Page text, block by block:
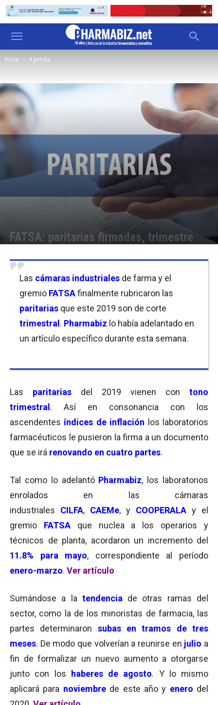
Inicio Agenda
FATSA: paritarias firmadas, trimestre
Las cámaras industriales de farma y el
gremio FATSAfinalmente rubricaron las
paritarias que este 2019 son de corte
trimestral . Pharmabiz lo había adelantado en
un artículo específico durante esta semana.
Las paritarias del 2019 vienen con tono
trimestral . Así en consonancia con los
ascendentes índices de inflación los laboratorios
farmacéuticos le pusieron la firma a un documento
que se irá renovando en cuatro partes.
Tal como lo adelantó Pharmabiz, los laboratorios
enrolados en las cámaras
industriales CILFA, CAEMe, y COOPERALA y el
gremio FATSA
que nuclea a los operarios y
técnicos de planta, acordaron un incremento del
11.8% para mayo, correspondiente al período
enero-marzo. Ver artículo
Sumándose a la tendencia de otras ramas del
sector, como la de los minoristas de farmacia, las
partes determinaron subas en tramos de tres
meses. De modo que volverían a reunirse en julio a
fin de formalizar un nuevo aumento a otorgarse
junto con los
haberes de agosto. Y lo mismo
aplicará para noviembre de este año y enero del